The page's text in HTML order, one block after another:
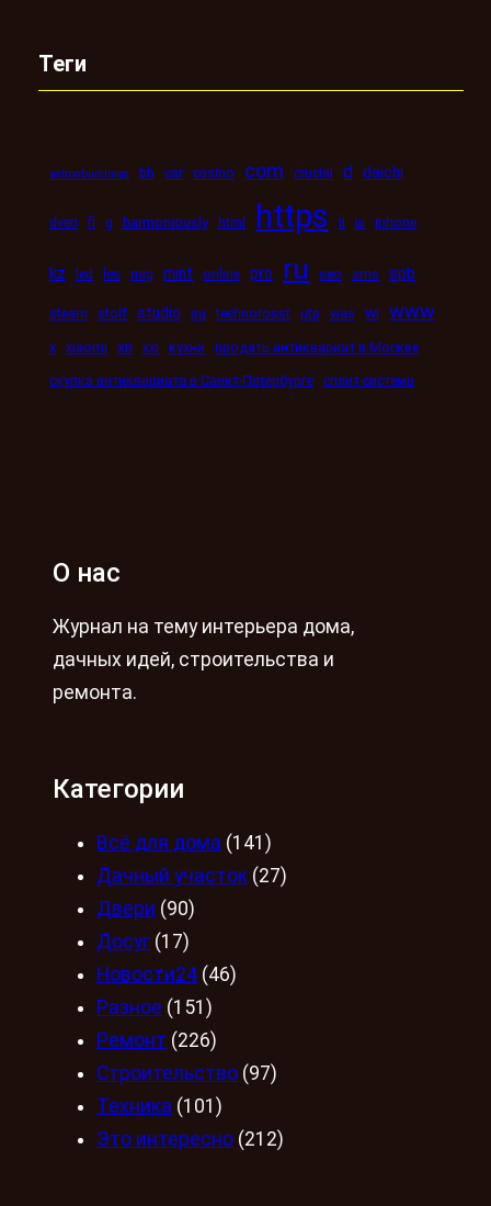
Теги
astronbuildings bb car casino com crucial d daichi
dveri fi g harmoniously html https ii iii iphone
kz led les mig mint online pro ru seo sms spb
steam stolf studio su technorosst utp was wi www
x xiaomi xn xxi кухни
продать антиквариат в Москве
скупка антиквариата в Санкт-Петербурге сплит-система
О нас
Журнал на тему интерьера дома,
дачных идей, строительства и
ремонта.
Категории
Всё для дома (141)
Дачный участок (27)
Двери (90)
Досуг (17)
Новости24 (46)
Разное (151)
Ремонт (226)
Строительство (97)
Техника (101)
Это интересно (212)